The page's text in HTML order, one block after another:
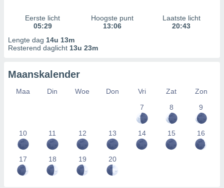
Eerste licht
05:29
Hoogste punt
13:06
Laatste licht
20:43
Lengte dag 14u 13m
Resterend daglicht 13u 23m
Maanskalender
Maa Din Woe Don Vri Zat
Zon
7
8 9
10 11 12 13 14 15 16
17 18 19 20